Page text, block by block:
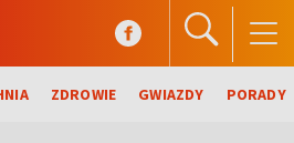
ZDROWIE GWIAZDY PORADY